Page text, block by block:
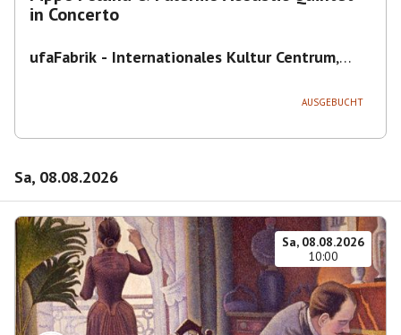
in Concerto
ufaFabrik - Internationales Kultur Centrum,
AUSGEBUCHT
Sa, 08.08.2026
Sa, 08.08.2026
10:00